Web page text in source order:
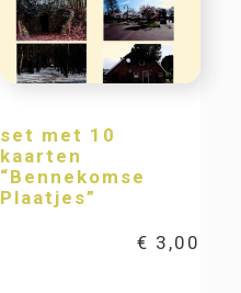
set met 10
kaarten
“Bennekomse
Plaatjes”
€ 3,00